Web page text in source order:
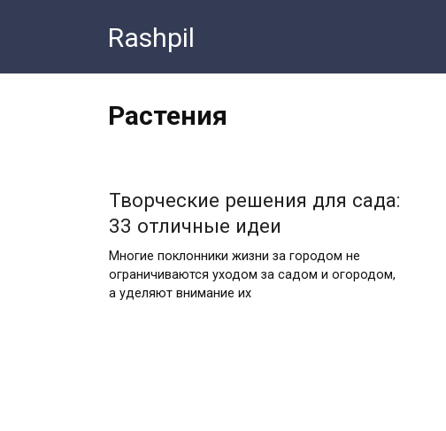
Rashpil
Растения
Творческие решения для сада:
33 отличные идеи
Многие поклонники жизни за городом не
ограничиваются уходом за садом и огородом,
а уделяют внимание их